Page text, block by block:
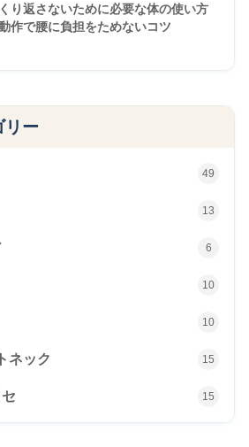
り返さないために必要な体の使い方
動作で腰に負担をためないコツ
リー
49
13
6
10
10
ネック 15
15